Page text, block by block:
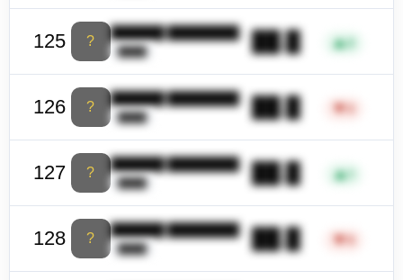
125 ?
██████ ████████
████ ██.█ ▲2
126 ?
██████ ████████
████ ██.█ ▼
127 ?
██████ ████████
████ ██.█ ▲1
128 ?
██████ ████████
████ ██.█ ▼